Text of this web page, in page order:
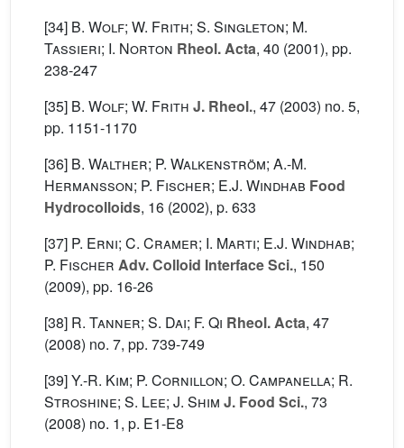
[34] B. Wolf; W. Frith; S. Singleton; M.
Tassieri; I. Norton Rheol. Acta, 40 (2001), pp.
238-247
[35] B. Wolf; W. Frith J. Rheol., 47 (2003) no. 5,
pp. 1151-1170
[36] B. Walther; P. Walkenström; A.-M.
Hermansson; P. Fischer; E.J. Windhab Food
Hydrocolloids, 16 (2002), p. 633
[37] P. Erni; C. Cramer; I. Marti; E.J. Windhab;
P. Fischer Adv. Colloid Interface Sci., 150
(2009), pp. 16-26
[38] R. Tanner; S. Dai; F. Qi Rheol. Acta, 47
(2008) no. 7, pp. 739-749
[39]Y.-R. Kim; P. Cornillon; O. Campanella; R.
Stroshine; S. Lee; J. Shim J. Food Sci., 73
(2008) no. 1, p. E1-E8